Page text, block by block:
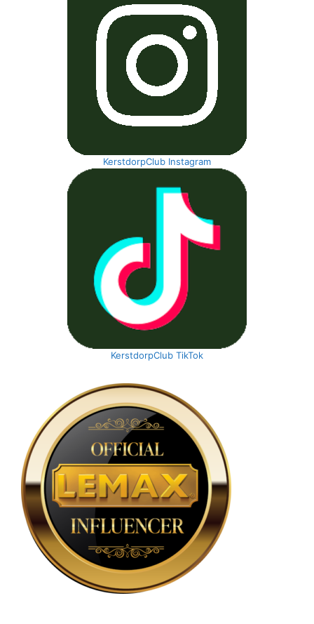
KerstdorpClub Instagram
KerstdorpClub TikTok